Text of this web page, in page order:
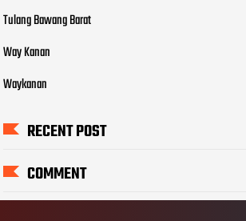
Tulang Bawang Barat
Way Kanan
Waykanan
RECENT POST
COMMENT